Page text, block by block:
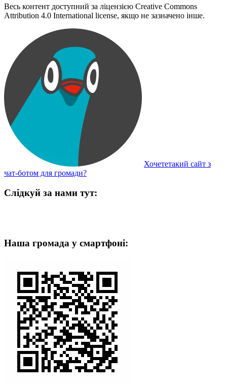
Весь контент доступний за ліцензією Creative Commons
Attribution 4.0 International license, якщо не зазначено інше.
Хочететакий сайт з
чат-ботом для громади?
Слідкуй за нами тут:
Наша громада у смартфоні: